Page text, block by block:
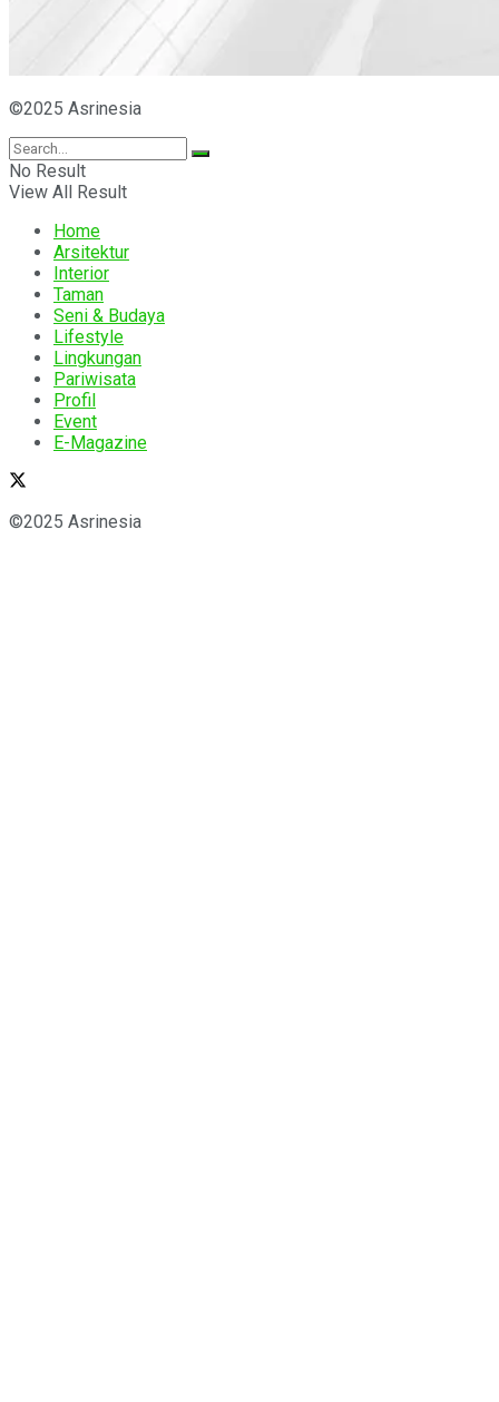
©2025 Asrinesia
No Result
View All Result
Home
Arsitektur
Interior
Taman
Seni & Budaya
Lifestyle
Lingkungan
Pariwisata
Profil
Event
E-Magazine
©2025 Asrinesia